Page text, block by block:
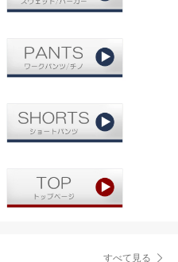
すべて見る